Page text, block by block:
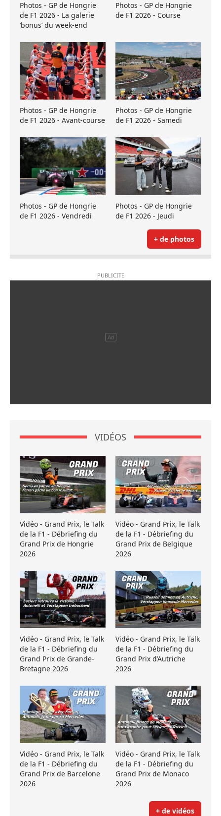
Photos - GP de Hongrie
de F1 2026 - La galerie
’bonus’ du week-end
Photos - GP de Hongrie
de F1 2026 - Course
Photos - GP de Hongrie
de F1 2026 - Avant-course
Photos - GP de Hongrie
de F1 2026 - Samedi
Photos - GP de Hongrie
de F1 2026 - Vendredi
Photos - GP de Hongrie
de F1 2026 - Jeudi
+ de photos
VIDÉOS
Vidéo - Grand Prix, le Talk
de la F1 - Débriefing du
Grand Prix de Hongrie
2026
Vidéo - Grand Prix, le Talk
de la F1 - Débriefing du
Grand Prix de Belgique
2026
Vidéo - Grand Prix, le Talk
de la F1 - Débriefing du
Grand Prix de Grande-
Bretagne 2026
Vidéo - Grand Prix, le Talk
de la F1 - Débriefing du
Grand Prix d’Autriche
2026
Vidéo - Grand Prix, le Talk
de la F1 - Débriefing du
Grand Prix de Barcelone
2026
Vidéo - Grand Prix, le Talk
de la F1 - Débriefing du
Grand Prix de Monaco
2026
+ de vidéos